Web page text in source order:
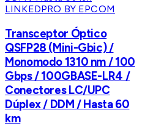
LINKEDPRO BY EPCOM
Transceptor Óptico
QSFP28 (Mini-Gbic) /
Monomodo 1310 nm / 100
Gbps / 100GBASE-LR4 /
Conectores LC/UPC
Dúplex / DDM / Hasta 60
km